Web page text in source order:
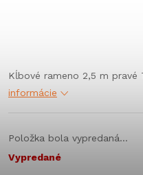
Kĺbové rameno 2,5 m pravé
informácie
Položka bola vypredaná…
Vypredané